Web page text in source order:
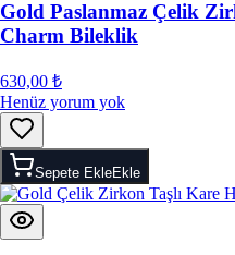
Gold Paslanmaz Çelik
Charm Bileklik
630,00 ₺
Henüz yorum yok
Sepete EkleEkle